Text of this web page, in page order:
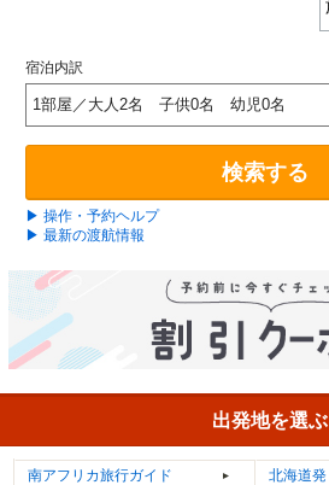
宿泊内訳
1部屋／大人2名 子供0名 幼児0名
検索する
▶ 操作・予約ヘルプ
▶ 最新の渡航情報
出発地を選ぶ
南アフリカ旅行ガイド 北海道発